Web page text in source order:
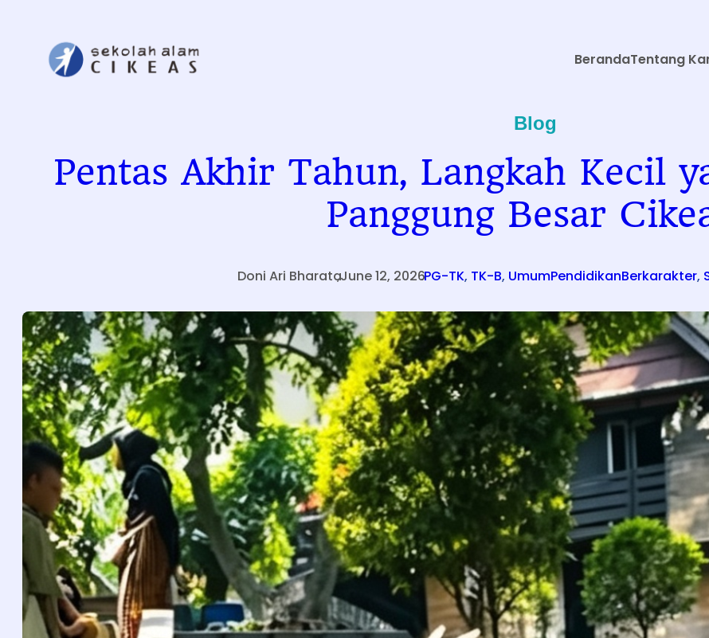
BerandaTentang
Blog
Pentas Akhir Tahun, Langkah Kecil
Panggung Besar
Doni Ari Bharata
,June 12, 2026
.PG-TK, TK-B, UmumPendidikanBerkarakter,